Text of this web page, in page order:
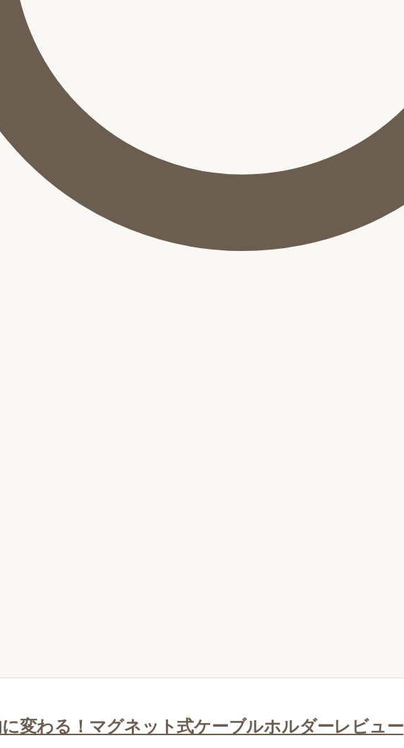
変わる！マグネット式ケーブルホルダーレビュー